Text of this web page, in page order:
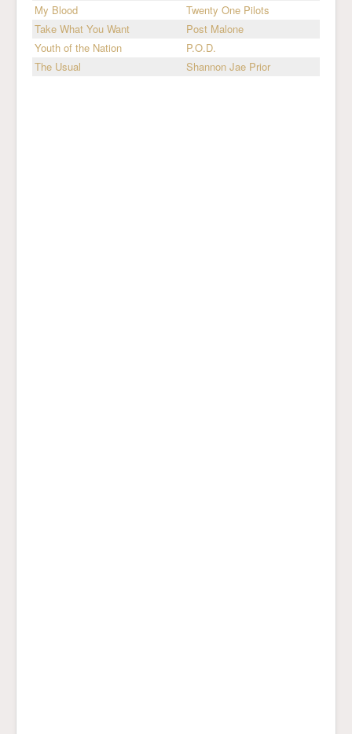
My Blood
Twenty One Pilots
Take What You Want
Post Malone
Youth of the Nation
P.O.D.
The Usual
Shannon Jae Prior